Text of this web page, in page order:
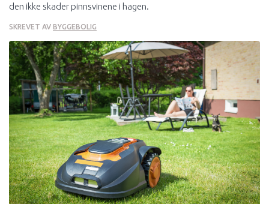
den ikke skader pinnsvinene i hagen.
SKREVET AV BYGGEBOLIG